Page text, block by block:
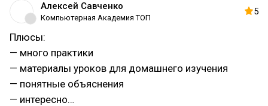
Алексей Савченко
Компьютерная Академия ТОП
5
Плюсы:
— много практики
— материалы уроков для домашнего изучения
— понятные объяснения
— интересно